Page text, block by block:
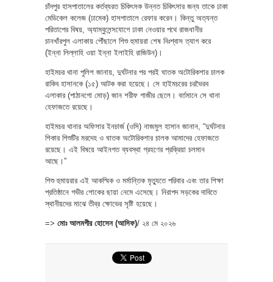
চাঁদপুর হাসপাতালের কর্তব্যরত চিকিৎসক উন্নত চিকিৎসার জন্য তাকে ঢাকা
মেডিকেল কলেজ (ঢামেক) হাসপাতালে রেফার করেন। কিন্তু অত্যন্ত
পরিতাপের বিষয়, অ্যাম্বুলেন্সযোগে ঢাকা নেওয়ার পথে রাজধানীর
চানখাঁরপুল এলাকায় পৌঁছালে শিশু হুমায়রা শেষ নিঃশ্বাস ত্যাগ করে
(ইন্না লিল্লাহি ওয়া ইন্না ইলাইহি রাজিউন)।
​হাইমচর থানা পুলিশ জানায়, দুর্ঘটনার পর পরই ঘাতক অটোরিকশার চালক
রাকিব হাসানকে (১৫) আটক করা হয়েছে। সে হাইমচরের চরভৈরব
এলাকার (পাঠানগো মোড়) জান শরীফ গাজীর ছেলে। বর্তমানে সে থানা
হেফাজতে রয়েছে।
​হাইমচর থানার অফিসার ইনচার্জ (ওসি) নাজমুল হাসান জানান, “দুর্ঘটনার
শিকার শিশুটির মরদেহ ও ঘাতক অটোরিকশার চালক আমাদের হেফাজতে
রয়েছে। এই বিষয়ে আইনগত ব্যবস্থা গ্রহণের প্রক্রিয়া চলমান
আছে।”
​শিশু হুমায়রার এই আকস্মিক ও মর্মান্তিক মৃত্যুতে পরিবার এবং তার শিক্ষা
প্রতিষ্ঠানে গভীর শোকের ছায়া নেমে এসেছে। নিরাপদ সড়কের দাবিতে
স্থানীয়দের মাঝে তীব্র ক্ষোভের সৃষ্টি হয়েছে।
=> ​মোঃ আলমগীর হোসেন (আসিফ)/ ২৪ মে ২০২৬